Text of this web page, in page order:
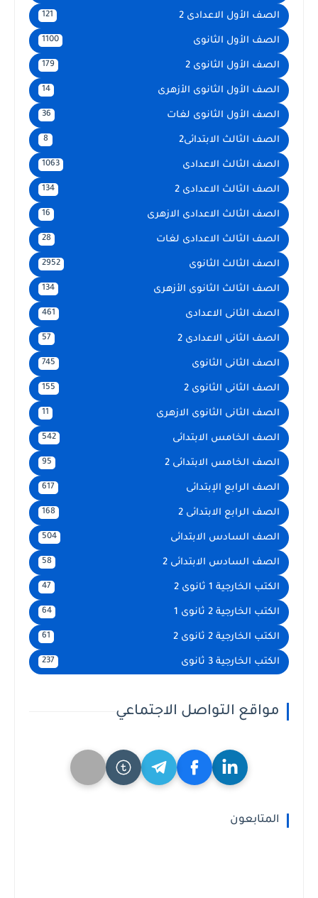
الصف الأول الاعدادى 2 121
الصف الأول الثانوى 1100
الصف الأول الثانوى 2 179
الصف الأول الثانوى الأزهرى 14
الصف الأول الثانوى لغات 36
الصف الثالث الابتدائى2 8
الصف الثالث الاعدادى 1063
الصف الثالث الاعدادى 2 134
الصف الثالث الاعدادى الازهرى 16
الصف الثالث الاعدادى لغات 28
الصف الثالث الثانوى 2952
الصف الثالث الثانوى الأزهرى 134
الصف الثانى الاعدادى 461
الصف الثانى الاعدادى 2 57
الصف الثانى الثانوى 745
الصف الثانى الثانوى 2 155
الصف الثانى الثانوى الازهرى 11
الصف الخامس الابتدائى 542
الصف الخامس الابتدائى 2 95
الصف الرابع الإبتدائى 617
الصف الرابع الابتدائى 2 168
الصف السادس الابتدائى 504
الصف السادس الابتدائى 2 58
الكتب الخارجية 1 ثانوى 2 47
الكتب الخارجية 2 ثانوى 1 64
الكتب الخارجية 2 ثانوى 2 61
الكتب الخارجية 3 ثانوى 237
مواقع التواصل الاجتماعي
المتابعون